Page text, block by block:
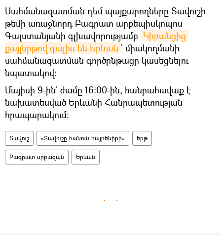
Սահմանազատման դեմ պայքարողները Տավուշի
թեմի առաջնորդ Բագրատ արքեպիսկոպոս
Գալստանյանի գլխավորությամբ Կիրանցից
քայլերթով գալիս են Երևան ` միակողմանի
սահմանազատման գործընթացը կասեցնելու
նպատակով։
Մայիսի 9-ին` ժամը 16:00-ին, հանրահավաք է
նախատեսված Երևանի Հանրապետության
հրապարակում։
Տավուշ «Տավուշը հանուն հայրենիքի» երթ
Բագրատ սրբազան Երևան